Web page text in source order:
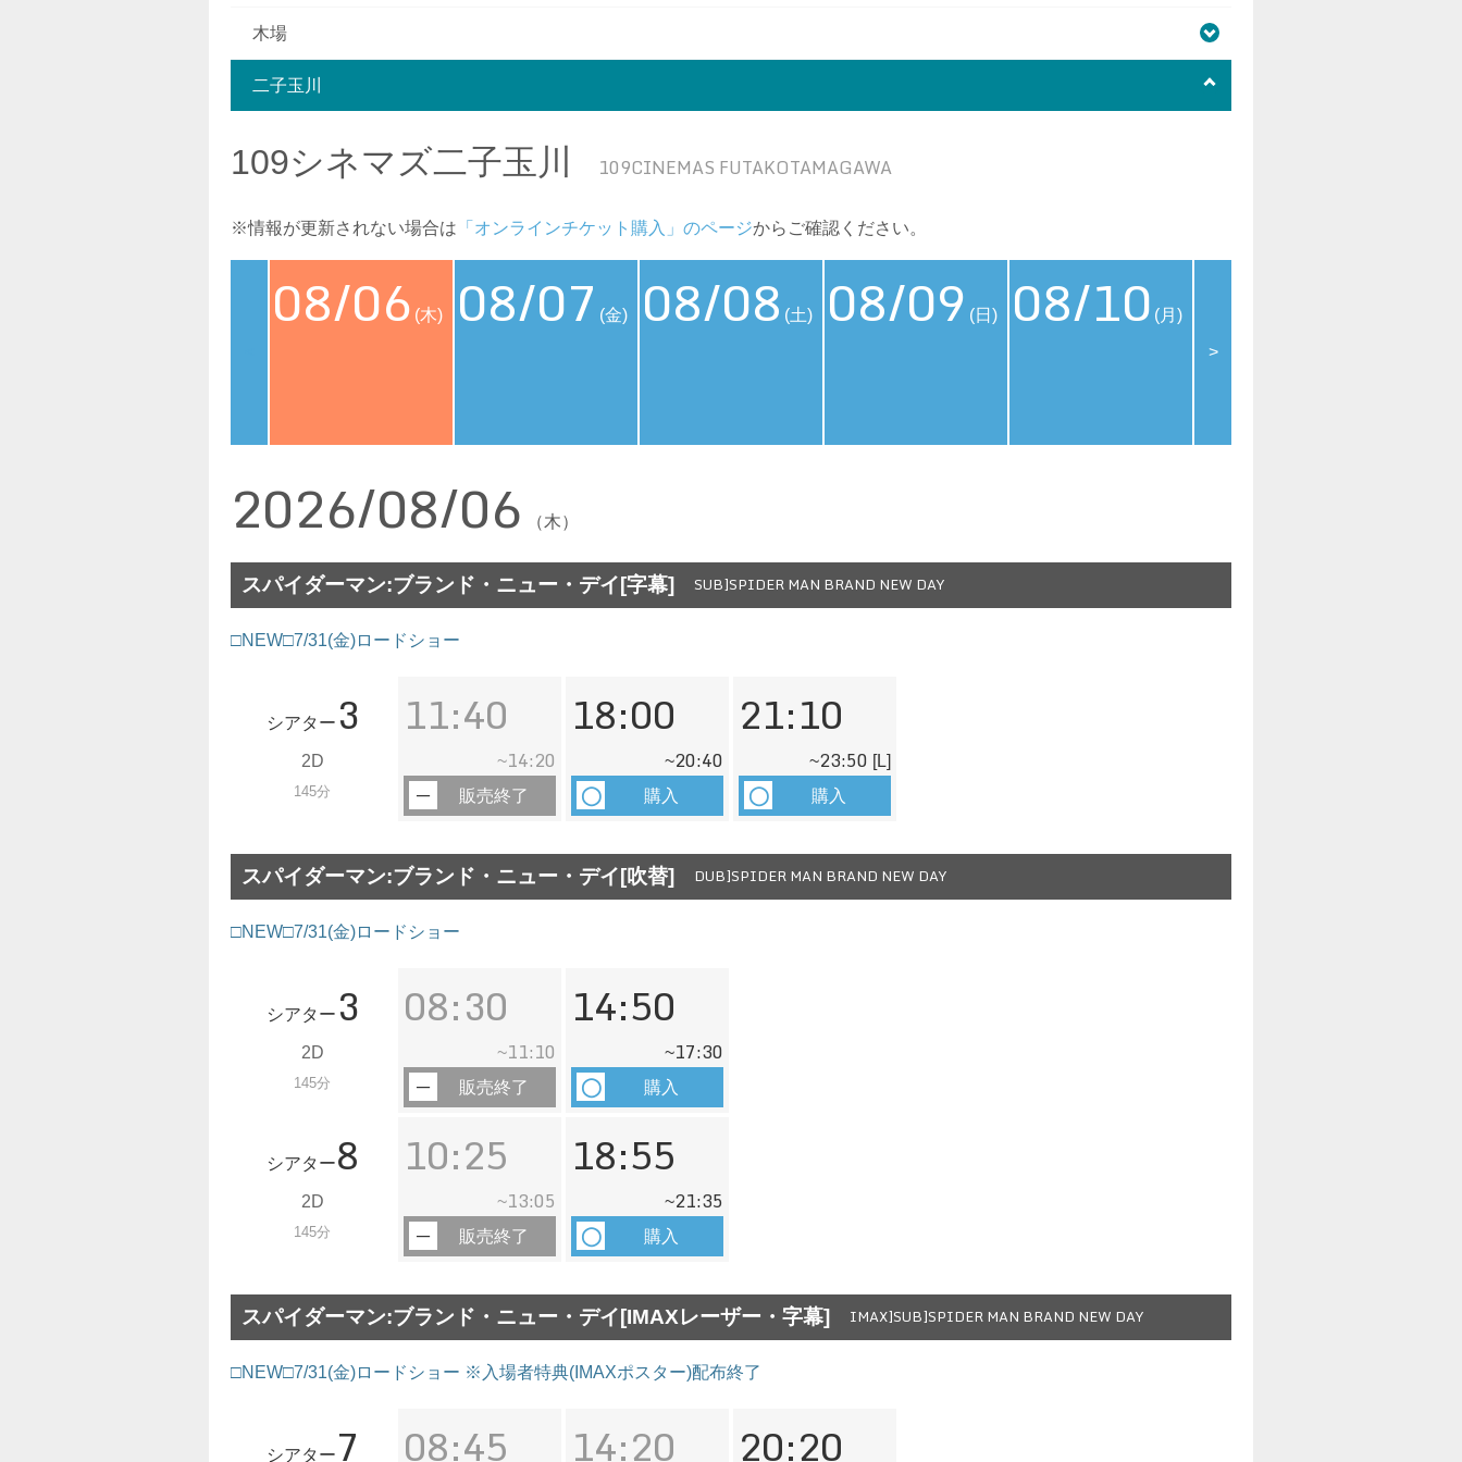
木場
二子玉川
109シネマズ二子玉川 109CINEMAS FUTAKOTAMAGAWA
※情報が更新されない場合は 「オンラインチケット購入」のページからご確認ください。
08/06 (木) 08/07 (金) 08/08 (土) 08/09 (日) 08/10 (月)
>
2026/08/06 （木）
スパイダーマン:ブランド・ニュー・デイ[字幕] SUB]SPIDER MAN BRAND NEW DAY
□NEW□7/31(金)ロードショー
シアター 3
2D
145分
11:40
~14:20
販売終了
18:00
~20:40
購入
21:10
~23:50 [L]
購入
スパイダーマン:ブランド・ニュー・デイ[吹替] DUB]SPIDER MAN BRAND NEW DAY
□NEW□7/31(金)ロードショー
シアター 3
2D
145分
08:30
~11:10
販売終了
14:50
~17:30
購入
シアター8
2D
145分
10:25
~13:05
販売終了
18:55
~21:35
購入
スパイダーマン:ブランド・ニュー・デイ[IMAXレーザー・字幕] IMAX]SUB]SPIDER MAN BRAND NEW DAY
□NEW□7/31(金)ロードショー ※入場者特典(IMAXポスター)配布終了
シアター 7 08:45 14:20 20:20